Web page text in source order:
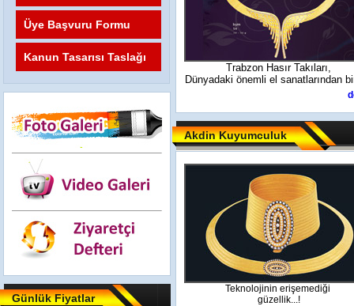
Üye Başvuru Formu
Kanun Tasarısı Taslağı
Günlük Fiyatlar
Trabzon Hasır Takıları,
Dünyadaki önemli el sanatlarından
Akdin Kuyumculuk
Teknolojinin erişemediği
güzellik...!